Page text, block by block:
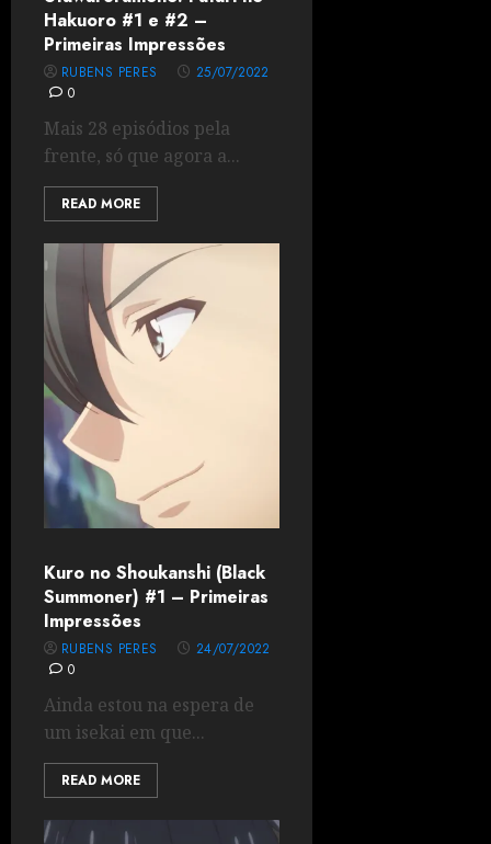
Hakuoro #1 e #2 –
Primeiras Impressões
RUBENS PERES
25/07/2022
0
Mais 28 episódios pela
frente, só que agora a...
READ MORE
Kuro no Shoukanshi (Black
Summoner) #1 – Primeiras
Impressões
RUBENS PERES
24/07/2022
0
Ainda estou na espera de
um isekai em que...
READ MORE